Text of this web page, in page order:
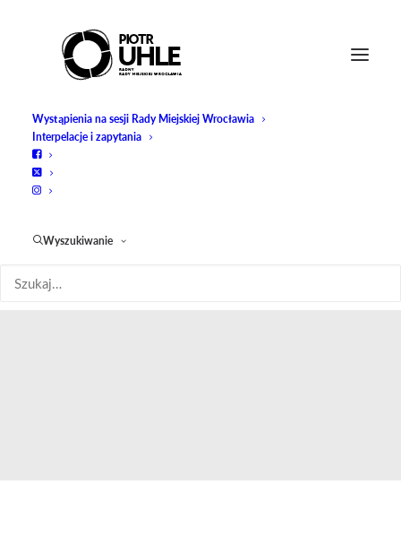
Wystąpienia na sesji Rady Miejskiej Wrocławia
Interpelacje i zapytania
Wyszukiwanie